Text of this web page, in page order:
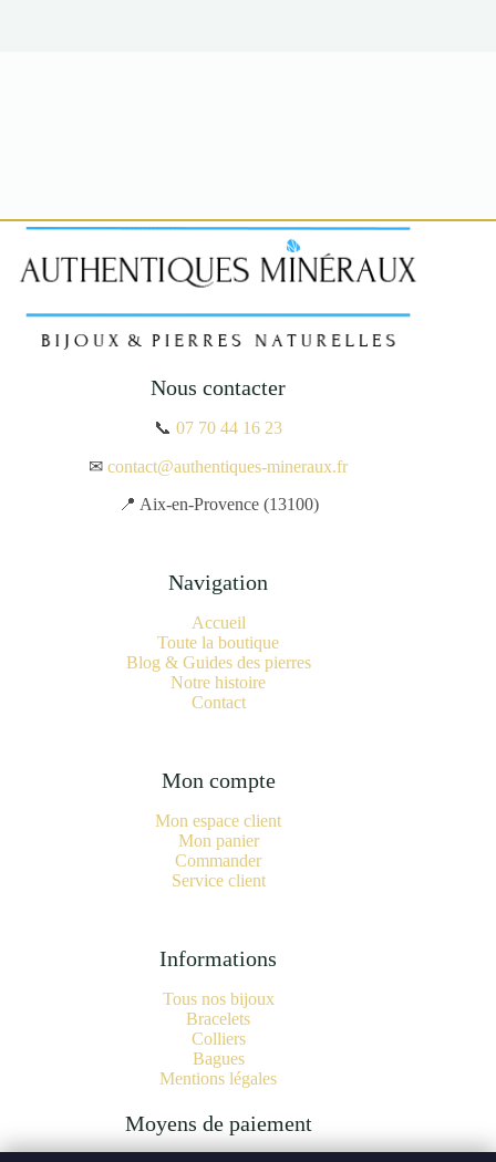
Nous contacter
📞07 70 44 16 23
✉contact@authentiques-mineraux.fr
📍 Aix-en-Provence (13100)
Navigation
Accueil
Toute la boutique
Blog & Guides des pierres
Notre histoire
Contact
Mon compte
Mon espace client
Mon panier
Commander
Service client
Informations
Tous nos bijoux
Bracelets
Colliers
Bagues
Mentions légales
Moyens de paiement